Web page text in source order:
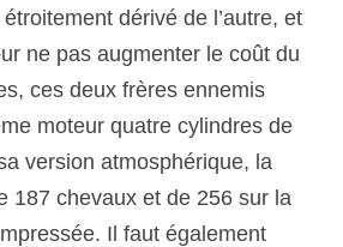
étroitement dérivé de l’autre, et
ne pas augmenter le coût du
ces deux frères ennemis
moteur quatre cylindres de
version atmosphérique, la
187 chevaux et de 256 sur la
Il faut également